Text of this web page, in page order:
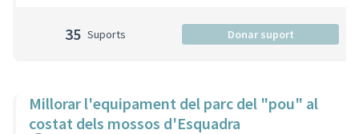
35 Suports Donar suport
Millorar l'equipament del parc del "pou" al
costat dels mossos d'Esquadra